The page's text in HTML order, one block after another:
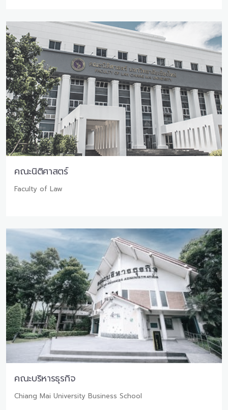
คณะนิติศาสตร์
Faculty of Law
คณะบริหารธุรกิจ
Chiang Mai University Business School